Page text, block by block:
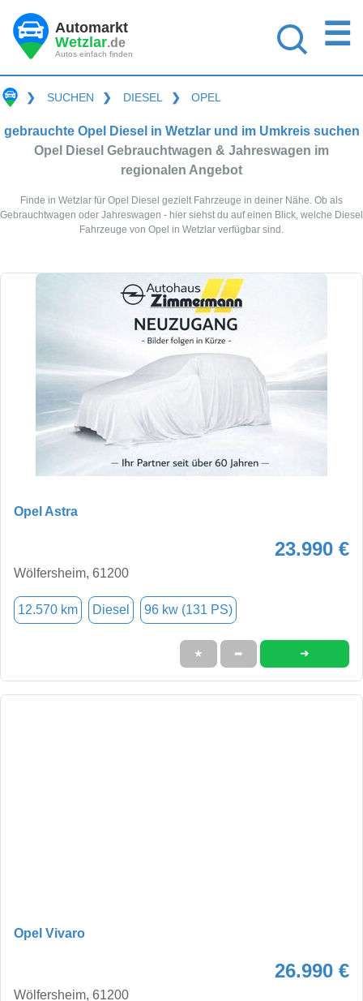
Automarkt
Wetzlar.de
Autos einfach finden
☰
❯ SUCHEN ❯ DIESEL ❯ OPEL
gebrauchte Opel Diesel in Wetzlar und im Umkreis suchen
Opel Diesel Gebrauchtwagen & Jahreswagen im
regionalen Angebot
Finde in Wetzlar für Opel Diesel gezielt Fahrzeuge in deiner Nähe. Ob als
Gebrauchtwagen oder Jahreswagen - hier siehst du auf einen Blick, welche Diesel
Fahrzeuge von Opel in Wetzlar verfügbar sind.
Opel Astra
23.990 €
Wölfersheim, 61200
12.570 km Diesel 96 kw (131 PS)
★ ➦ ➜
Opel Vivaro
26.990 €
Wölfersheim, 61200